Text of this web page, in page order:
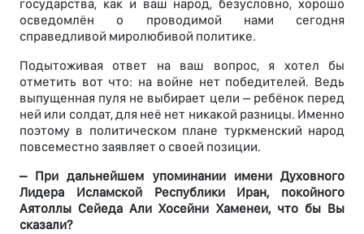
государства, как и ваш народ, безусловно, хорошо
осведомлён о проводимой нами сегодня
справедливой миролюбивой политике.
Подытоживая ответ на ваш вопрос, я хотел бы
отметить вот что: на войне нет победителей. Ведь
выпущенная пуля не выбирает цели – ребёнок перед
ней или солдат, для неё нет никакой разницы. Именно
поэтому в политическом плане туркменский народ
повсеместно заявляет о своей позиции.
– При дальнейшем упоминании имени Духовного
Лидера Исламской Республики Иран, покойного
Аятоллы Сейеда Али Хосейни Хаменеи, что бы Вы
сказали?